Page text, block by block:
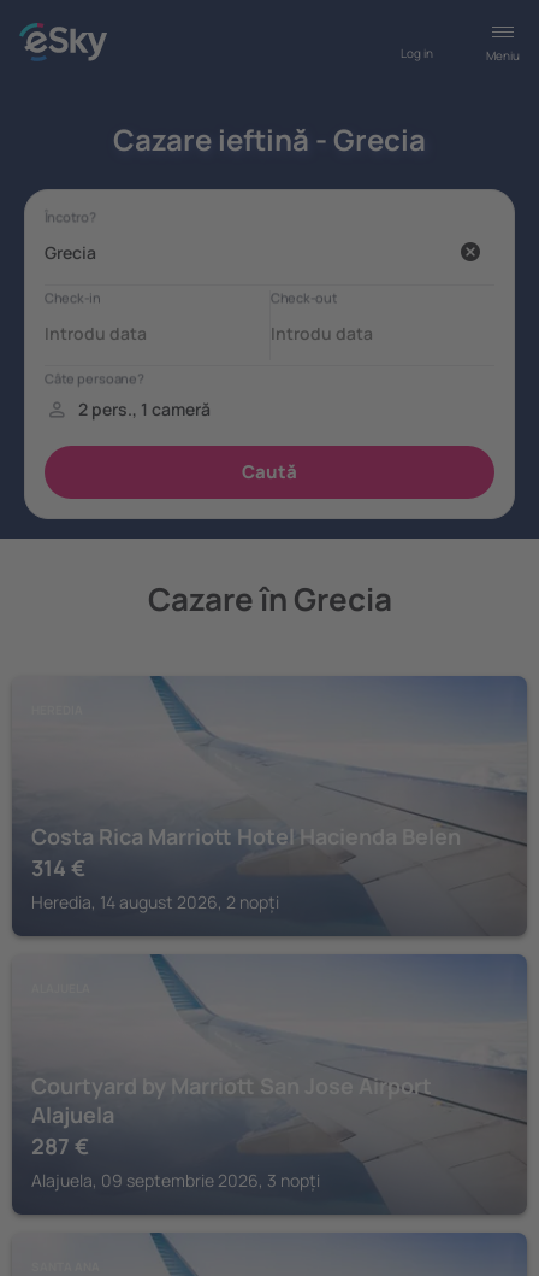
Meniu
Log in
Cazare ieftină - Grecia
Cazare în Grecia
Costa Rica Marriott Hotel Hacienda Belen
314 €
Heredia, 14 august 2026, 2 nopți
Courtyard by Marriott San Jose Airport
Alajuela
287 €
Alajuela, 09 septembrie 2026, 3 nopți